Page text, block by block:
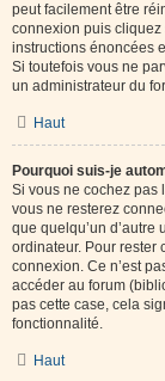
peut facilement être
connexion puis cliquez
instructions énoncées
Si toutefois vous ne
un administrateur du
Haut
Pourquoi suis-je
Si vous ne cochez pas
vous ne resterez
que quelqu’un
ordinateur. Pour rester
connexion. Ce n’est
accéder au forum
pas cette case, cela
fonctionnalité.
Haut